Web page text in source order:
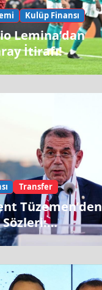
Kulüp Finansı
Lemina’dan
İtirafı!
Transfer
Tüzemen’den
Zirve